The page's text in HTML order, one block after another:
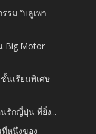
รม “บลูเพา
Big Motor
นเรียนพิเศษ
รักญี่ปุ่น ที่ยิ่ง...
ที่หนึ่งของ